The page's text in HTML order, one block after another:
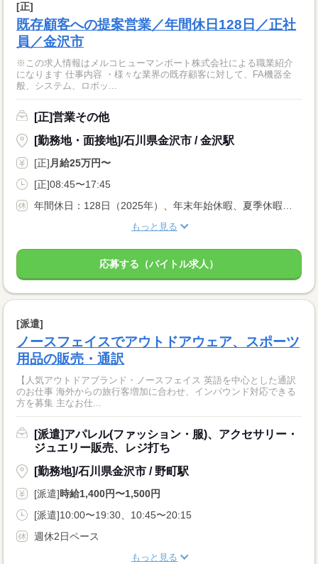
[正]
既存顧客への提案営業／年間休日128日／正社
員／金沢市
※この求人情報はメルコヒューマンポート株式会社による職業紹介
になります 仕事内容 ・様々な業界の既存顧客に対して、FA機器全
般、システム、ロボッ...
[正]営業その他
[勤務地・面接地]/石川県金沢市 / 金沢駅
[正]月給25万円〜
[正]08:45〜17:45
年間休日：128日（2025年）、年末年始休暇、夏季休暇、GW休暇
もっと見る
応募する（バイトル求人）
[派遣]
ノースフェイスでアウトドアウェア、スポーツ
用品の販売・通訳
【人気アウトドアブランド・ノースフェイス 英語を中心とした通訳
のお仕事 海外からの旅行客増加に合わせ、インバウンド対応できる
方を募集 主なお仕...
[派遣]アパレル(ファッション・服)、アクセサリー・
ジュエリー販売、レジ打ち
[勤務地]/石川県金沢市 / 野町駅
[派遣]時給1,400円〜1,500円
[派遣]10:00〜19:30、10:45〜20:15
週休2日ペース
もっと見る